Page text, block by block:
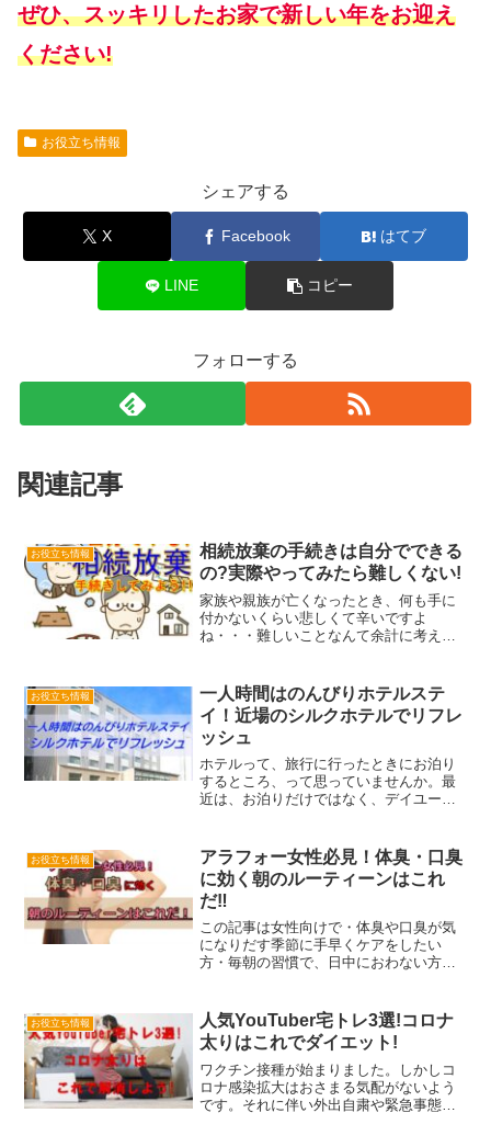
ぜひ、スッキリしたお家で新しい年をお迎え
ください!
お役立ち情報
シェアする
X Facebook はてブ
LINE コピー
フォローする
関連記事
お役立ち情報
相続放棄の手続きは自分でできる
の?実際やってみたら難しくない!
家族や親族が亡くなったとき、何も手に
付かないくらい悲しくて辛いですよ
ね・・・難しいことなんて余計に考えた
とがあったんです。亡くなった人に借金
があって、何もしないでおくと...
お役立ち情報
一人時間はのんびりホテルステ
イ！近場のシルクホテルでリフレ
ッシュ
ホテルって、旅行に行ったときにお泊り
するところ、って思っていませんか。最
近は、お泊りだけではなく、デイユース
部屋を借りることだニャ。コロナ禍で、
テレワークも定着してきた...
お役立ち情報
アラフォー女性必見！体臭・口臭
に効く朝のルーティーンはこれ
だ‼
この記事は女性向けで・体臭や口臭が気
になりだす季節に手早くケアをしたい
方・毎朝の習慣で、日中におわない方法
自分のニオイに気が付くことが増えまし
た。 マスクでお喋りした...
お役立ち情報
人気YouTuber宅トレ3選!コロナ
太りはこれでダイエット!
ワクチン接種が始まりました。しかしコ
ロナ感染拡大はおさまる気配がないよう
です。それに伴い外出自粛や緊急事態宣